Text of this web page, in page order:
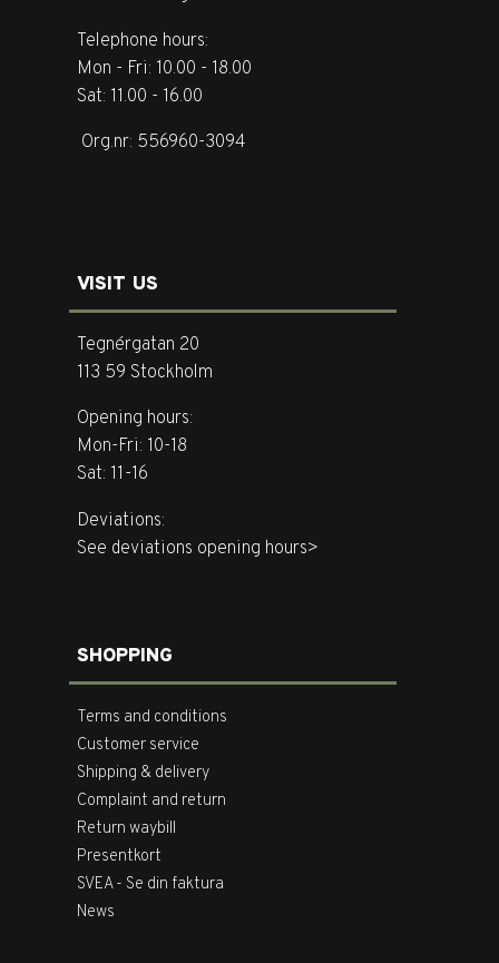
Telephone hours:
Mon - Fri: 10.00 - 18.00
Sat: 11.00 - 16.00
Org.nr: 556960-3094
VISIT US
Tegnérgatan 20
113 59 Stockholm
Opening hours:
Mon-Fri: 10-18
Sat: 11-16
Deviations:
See deviations opening hours>
SHOPPING
Terms and conditions
Customer service
Shipping & delivery
Complaint and return
Return waybill
Presentkort
SVEA - Se din faktura
News